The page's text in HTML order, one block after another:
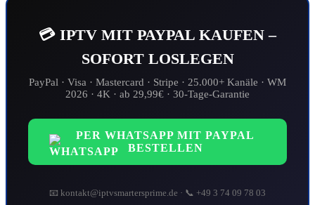
💳 IPTV MIT PAYPAL KAUFEN –
SOFORT LOSLEGEN
PayPal · Visa · Mastercard · Stripe · 25.000+ Kanäle · WM
2026 · 4K · ab 29,99€ · 30-Tage-Garantie
PER WHATSAPP MIT PAYPAL
BESTELLEN
📧 kontakt@iptvsmartersprime.de · 📞 +49 3 74 09 78 03